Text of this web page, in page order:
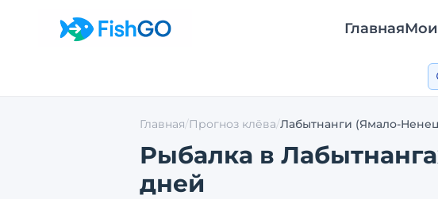
Главная
Главная/Прогноз клёва/Лабытнанги (Ямало-
Рыбалка в
дней